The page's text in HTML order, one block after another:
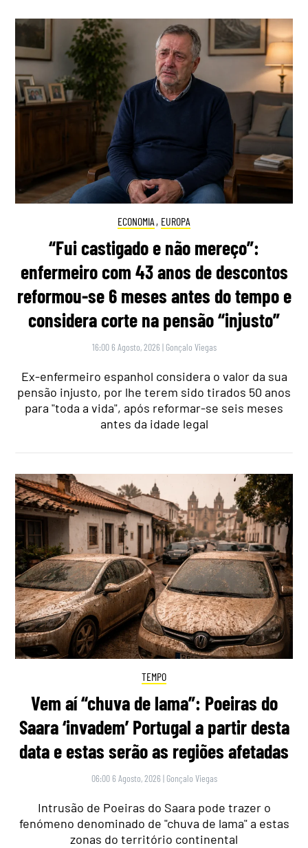
ECONOMIA , EUROPA
“Fui castigado e não mereço”:
enfermeiro com 43 anos de descontos
reformou-se 6 meses antes do tempo e
considera corte na pensão “injusto”
16:00 6 Agosto, 2026 | Gonçalo Viegas
Ex-enfermeiro espanhol considera o valor da sua
pensão injusto, por lhe terem sido tirados 50 anos
para "toda a vida", após reformar-se seis meses
antes da idade legal
TEMPO
Vem aí “chuva de lama”: Poeiras do
Saara ‘invadem’ Portugal a partir desta
data e estas serão as regiões afetadas
06:00 6 Agosto, 2026 | Gonçalo Viegas
Intrusão de Poeiras do Saara pode trazer o
fenómeno denominado de "chuva de lama" a estas
zonas do território continental